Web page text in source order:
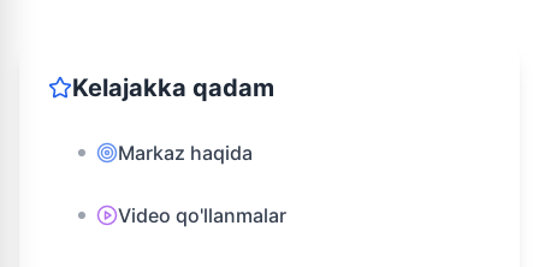
Kelajakka qadam
Markaz haqida
Video qo'llanmalar